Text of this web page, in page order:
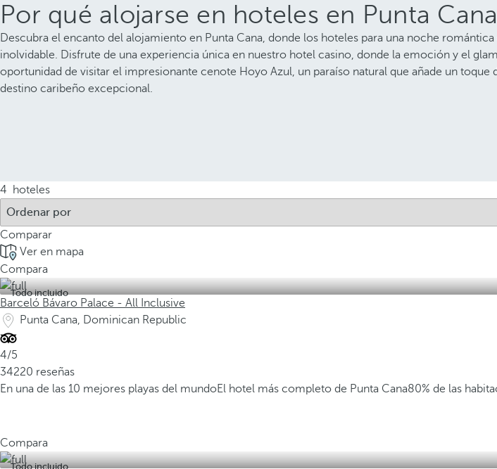
Por qué alojarse en hoteles en Punta
Descubra el encanto del alojamiento en Punta Cana, donde los hoteles para una noche
inolvidable. Disfrute de una experiencia única en nuestro hotel casino, donde la emoción y el
oportunidad de visitar el impresionante cenote Hoyo Azul, un paraíso natural que añade un
destino caribeño excepcional.
4 hoteles
Comparar
Ver en mapa
Compara
Todo incluido
Barceló Bávaro Palace - All Inclusive
Punta Cana, Dominican Republic
4/5
34220 reseñas
En una de las 10 mejores playas del mundoEl hotel más completo de Punta Cana80% de las
Compara
Todo incluido